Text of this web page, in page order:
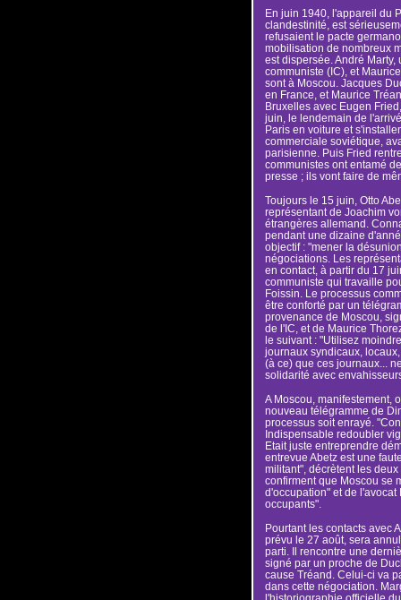
En juin 1940, l'appareil du
clandestinité, est
refusaient le pacte
mobilisation de nombreux
est dispersée. André
communiste (IC), et
sont à Moscou. Jacques
en France, et Maurice
Bruxelles avec Eugen
juin, le lendemain de
Paris en voiture et
commerciale soviétique,
parisienne. Puis Fried
communistes ont entamé
presse ; ils vont faire de
Toujours le 15 juin, Otto
représentant de Joachim
étrangères allemand.
pendant une dizaine
objectif : "mener la
négociations. Les
en contact, à partir du 17
communiste qui travaille
Foissin. Le processus
être conforté par un
provenance de Moscou,
de l'IC, et de Maurice
le suivant : "Utilisez
journaux syndicaux,
(à ce) que ces journaux...
solidarité avec
A Moscou, manifestement,
nouveau télégramme de
processus soit enrayé.
Indispensable redoubler
Etait juste entreprendre
entrevue Abetz est une
militant", décrètent les
confirment que Moscou se
d'occupation" et de
occupants".
Pourtant les contacts avec
prévu le 27 août, sera
parti. Il rencontre une
signé par un proche de
cause Tréand. Celui-ci va
dans cette négociation.